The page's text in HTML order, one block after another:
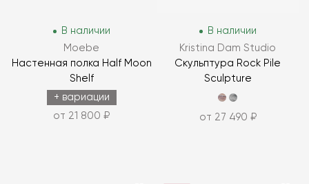
В наличии
Moebe
Настенная полка Half Moon
Shelf
+ вариации
от 21 800 ₽
В наличии
Kristina Dam Studio
Скульптура Rock Pile
Sculpture
от 27 490 ₽